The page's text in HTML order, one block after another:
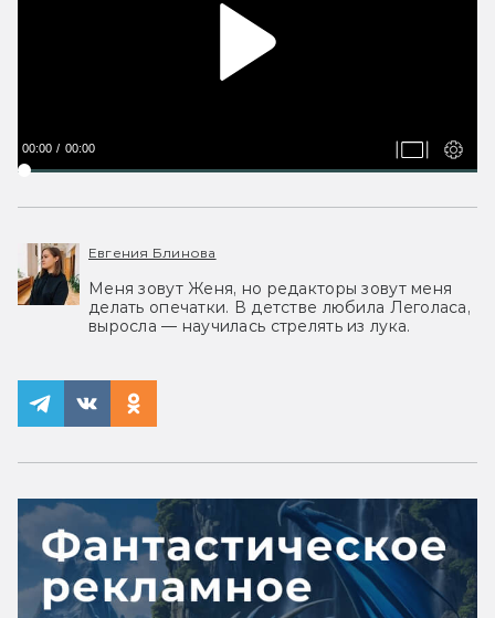
00:00 00:00
Евгения Блинова
Меня зовут Женя, но редакторы зовут меня
делать опечатки. В детстве любила Леголаса,
выросла — научилась стрелять из лука.